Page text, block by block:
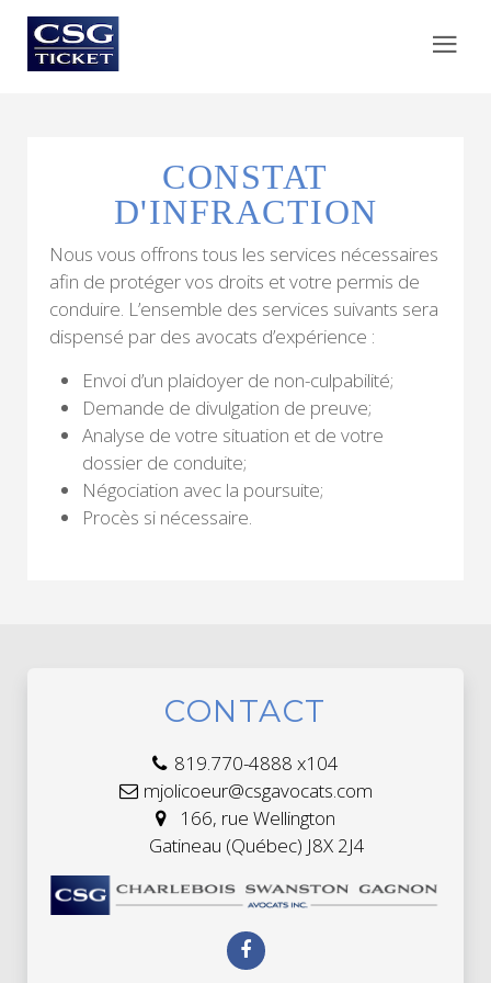
CONSTAT
D'INFRACTION
Nous vous offrons tous les services nécessaires
afin de protéger vos droits et votre permis de
conduire. L’ensemble des services suivants sera
dispensé par des avocats d’expérience :
Envoi d’un plaidoyer de non-culpabilité;
Demande de divulgation de preuve;
Analyse de votre situation et de votre
dossier de conduite;
Négociation avec la poursuite;
Procès si nécessaire.
CONTACT
819.770-4888 x104
mjolicoeur@csgavocats.com
166, rue Wellington
Gatineau (Québec) J8X 2J4